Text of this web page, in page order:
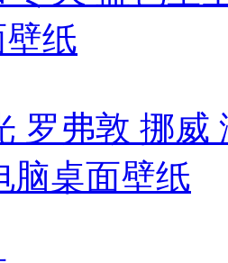
罗弗敦 挪威
脑桌面壁纸